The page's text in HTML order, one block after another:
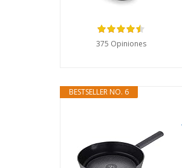
375 Opiniones
BESTSELLER NO. 6